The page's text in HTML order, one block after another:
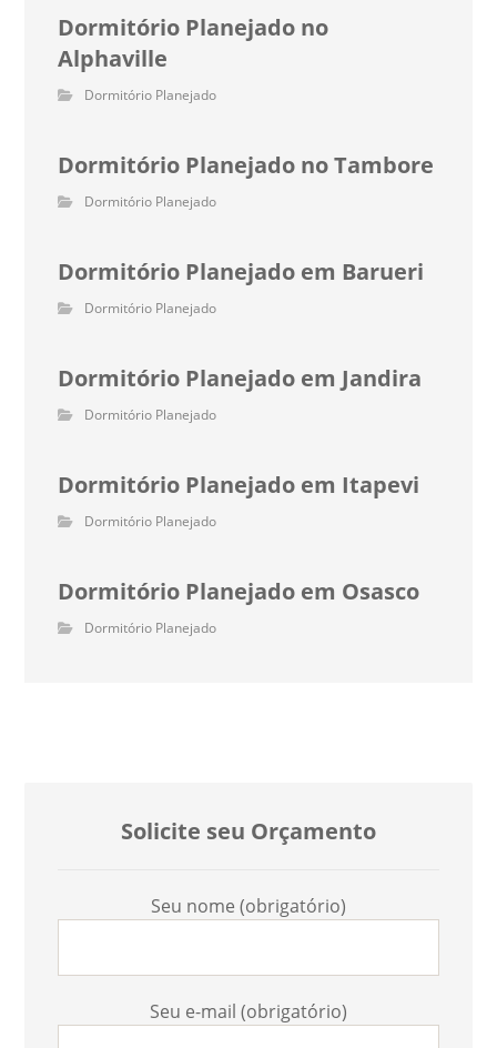
Dormitório Planejado no
Alphaville
Dormitório Planejado
Dormitório Planejado no Tambore
Dormitório Planejado
Dormitório Planejado em Barueri
Dormitório Planejado
Dormitório Planejado em Jandira
Dormitório Planejado
Dormitório Planejado em Itapevi
Dormitório Planejado
Dormitório Planejado em Osasco
Dormitório Planejado
Solicite seu Orçamento
Seu nome (obrigatório)
Seu e-mail (obrigatório)